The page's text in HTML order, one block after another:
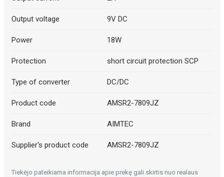
Output voltage 9V DC
Power 18W
Protection short circuit protection SCP
Type of converter DC/DC
Product code AMSR2-7809JZ
Brand AIMTEC
Supplier's product code AMSR2-7809JZ
Tiekėjo pateikiama informacija apie prekę gali skirtis nuo realaus